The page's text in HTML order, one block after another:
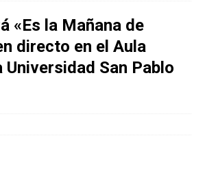
«Es la Mañana de
directo en el Aula
Universidad San Pablo